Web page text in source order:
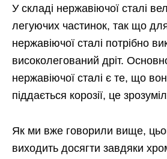
У складі нержавіючої сталі
легуючих частинок, так що
нержавіючої сталі потрібно
високолегований дріт.
нержавіючої сталі є те, що
піддається корозії, це
Як ми вже говорили вище,
виходить досягти завдяки